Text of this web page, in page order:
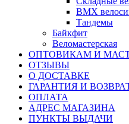
BMX
Тандемы
Байкфит
Веломастерская
ОПТОВИКАМ И
ОТЗЫВЫ
О ДОСТАВКЕ
ГАРАНТИЯ И
ОПЛАТА
АДРЕС МАГАЗИНА
ПУНКТЫ ВЫДАЧИ